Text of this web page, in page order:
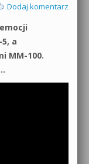
Dodaj komentarz
a
MM-100.